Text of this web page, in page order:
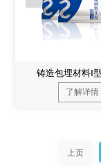
铸造包埋材料Ⅰ
了解详情
上页